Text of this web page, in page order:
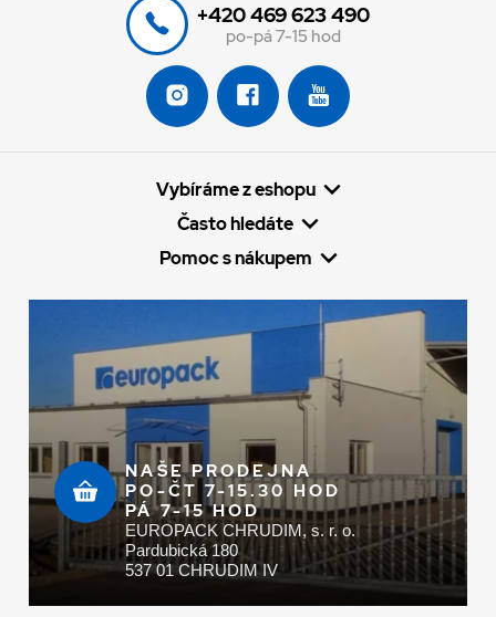
+420 469 623 490
po-pá 7-15 hod
Vybíráme z eshopu
Často hledáte
Pomoc s nákupem
NAŠE PRODEJNA
PO-ČT 7-15.30 HOD
PÁ 7-15 HOD
EUROPACK CHRUDIM, s. r. o.
Pardubická 180
537 01 CHRUDIM IV